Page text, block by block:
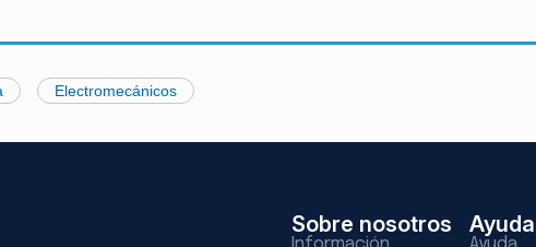
Electromecánicos
Sobre nosotros Ayuda